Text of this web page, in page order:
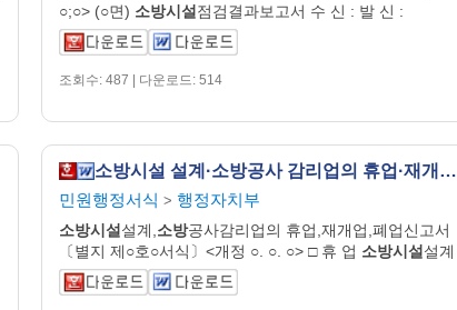
○;○> (○면) 소방시설점검결과보고서 수 신 : 발 신 :
조회수: 487 | 다운로드: 514
소방시설 설계·소방공사 감리업의 휴업·재개업·폐업 신고서
민원행정서식 > 행정자치부
소방시설설계, 소방공사감리업의 휴업,재개업,폐업신고서
〔별지 제○호○서식〕<개정 ○. ○. ○> □ 휴 업 소방시설설계